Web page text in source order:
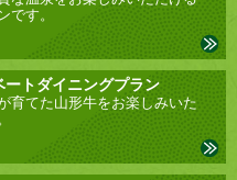
です。
ートダイニングプラン
育てた山形牛をお楽しみいた